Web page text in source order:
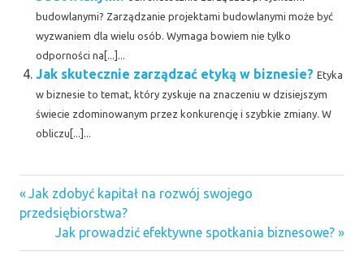
budowlanymi? Zarządzanie projektami budowlanymi może być
wyzwaniem dla wielu osób. Wymaga bowiem nie tylko
odporności na[...]...
Jak skutecznie zarządzać etyką w biznesie? Etyka
w biznesie to temat, który zyskuje na znaczeniu w dzisiejszym
świecie zdominowanym przez konkurencję i szybkie zmiany. W
obliczu[...]...
Nawigacja
wpisu
Previous
Post:
Jak zdobyć kapitał na rozwój swojego
przedsiębiorstwa?
Next
Post:
Jak prowadzić efektywne spotkania biznesowe?